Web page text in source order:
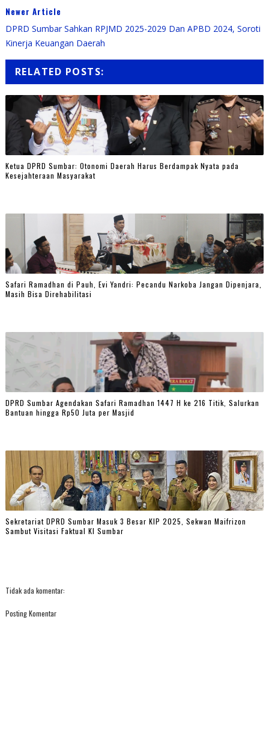
Newer Article
DPRD Sumbar Sahkan RPJMD 2025-2029 Dan APBD 2024, Soroti
Kinerja Keuangan Daerah
RELATED POSTS:
Ketua DPRD Sumbar: Otonomi Daerah Harus Berdampak Nyata pada
Kesejahteraan Masyarakat
Safari Ramadhan di Pauh, Evi Yandri: Pecandu Narkoba Jangan Dipenjara,
Masih Bisa Direhabilitasi
DPRD Sumbar Agendakan Safari Ramadhan 1447 H ke 216 Titik, Salurkan
Bantuan hingga Rp50 Juta per Masjid
Sekretariat DPRD Sumbar Masuk 3 Besar KIP 2025, Sekwan Maifrizon
Sambut Visitasi Faktual KI Sumbar
Tidak ada komentar:
Posting Komentar